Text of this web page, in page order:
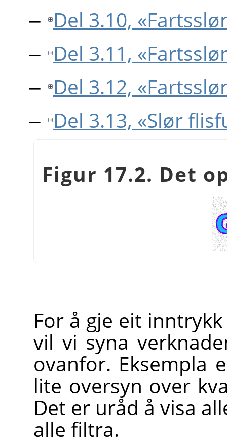
Del 3.10,
Del 3.11,
Del 3.12,
Del 3.13, «Slør
Figur 17.2. Det
For å gje eit
vil vi syna
ovanfor. Eksempla
lite oversyn over
Det er uråd å visa
alle filtra.